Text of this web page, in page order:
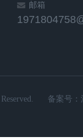
邮箱
备案号：